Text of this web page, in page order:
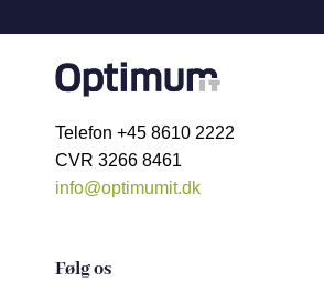
Telefon +45 8610 2222
CVR 3266 8461
info@optimumit.dk
Følg os